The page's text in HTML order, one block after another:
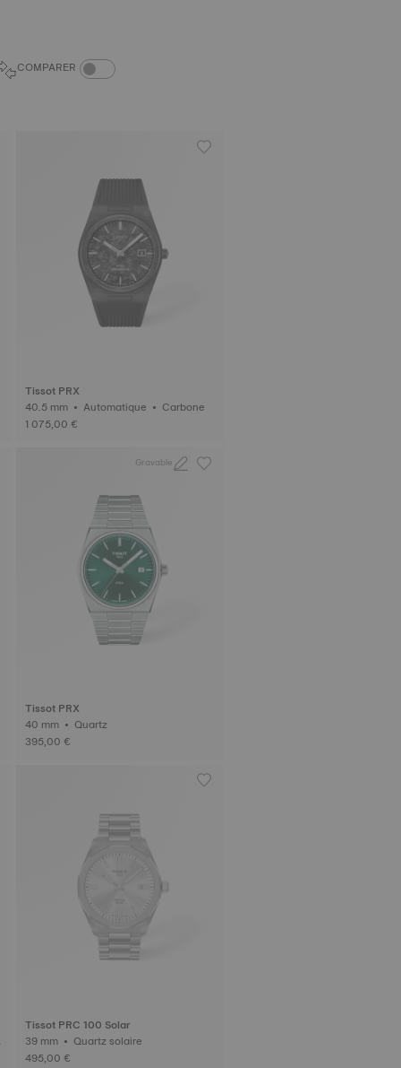
COMPARER BOUTON DU COMPARATEUR
Tissot PRX
40.5 mm • Automatique • Carbone
1 075,00 €
Gravable
Tissot PRX
40 mm • Quartz
395,00 €
Tissot PRC 100 Solar
39 mm • Quartz solaire
495,00 €